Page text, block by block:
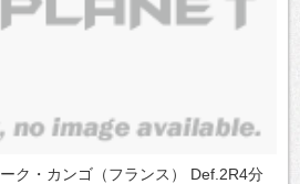
ク・カンゴ（フランス） Def.2R4分